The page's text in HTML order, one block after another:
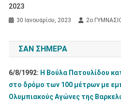
2023
30 Ιανουαρίου, 2023 2ο
ΣΑΝ ΣΉΜΕΡΑ
6/8/1992: Η Βούλα Πατουλίδου
στο δρόμο των 100 μέτρων με
Ολυμπιακούς Αγώνες της